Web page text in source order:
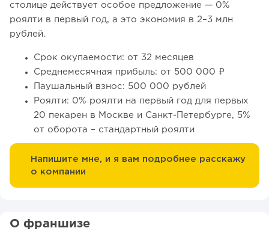
столице действует особое предложение — 0%
роялти в первый год, а это экономия в 2–3 млн
рублей.
Срок окупаемости: от 32 месяцев
Среднемесячная прибыль: от 500 000 ₽
Паушальный взнос: 500 000 рублей
Роялти: 0% роялти на первый год для первых
20 пекарен в Москве и Санкт-Петербурге, 5%
от оборота – стандартный роялти
Напишите мне, и я вам подробнее расскажу
о компании
О франшизе